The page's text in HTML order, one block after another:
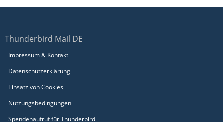
Thunderbird Mail DE
Impressum & Kontakt
Datenschutzerklärung
Einsatz von Cookies
Nutzungsbedingungen
Spendenaufruf für Thunderbird